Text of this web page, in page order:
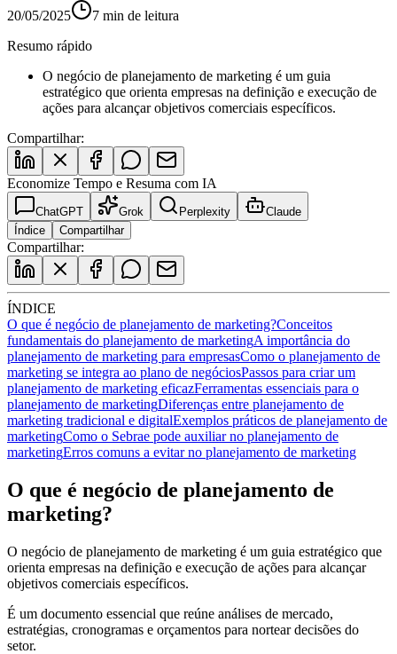
20/05/2025
7 min de leitura
Resumo rápido
O negócio de planejamento de marketing é um guia
estratégico que orienta empresas na definição e execução de
ações para alcançar objetivos comerciais específicos.
Compartilhar:
Economize Tempo e Resuma com IA
ChatGPT Grok Perplexity
Claude
Índice
Compartilhar
Compartilhar:
ÍNDICE
O que é negócio de planejamento de marketing?Conceitos
fundamentais do planejamento de marketingA importância do
planejamento de marketing para empresasComo o planejamento de
marketing se integra ao plano de negóciosPassos para criar um
planejamento de marketing eficazFerramentas essenciais para o
planejamento de marketingDiferenças entre planejamento de
marketing tradicional e digitalExemplos práticos de planejamento de
marketingComo o Sebrae pode auxiliar no planejamento de
marketingErros comuns a evitar no planejamento de marketing
O que é negócio de planejamento de
marketing?
O negócio de planejamento de marketing é um guia estratégico que
orienta empresas na definição e execução de ações para alcançar
objetivos comerciais específicos.
É um documento essencial que reúne análises de mercado,
estratégias, cronogramas e orçamentos para nortear decisões do
setor.